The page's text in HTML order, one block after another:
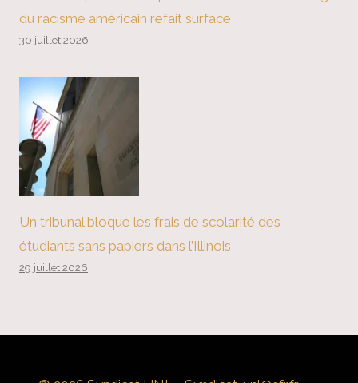
du racisme américain refait surface
30 juillet 2026
Un tribunal bloque les frais de scolarité des
étudiants sans papiers dans l’Illinois
29 juillet 2026